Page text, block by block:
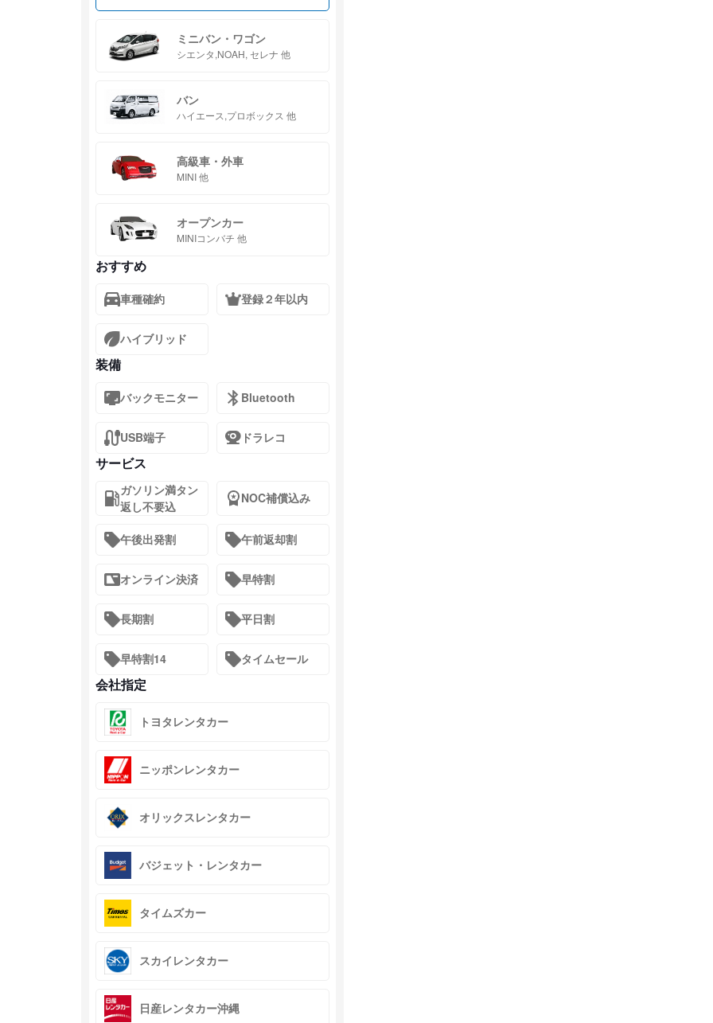
ミニバン・ワゴン
シエンタ,NOAH, セレナ 他
バン
ハイエース,プロボックス 他
高級車・外車
MINI 他
オープンカー
MINIコンバチ 他
おすすめ
車種確約 登録２年以内
ハイブリッド
装備
バックモニター Bluetooth
USB端子 ドラレコ
サービス
ガソリン満タン
返し不要込
NOC補償込み
午後出発割 午前返却割
オンライン決済 早特割
長期割 平日割
早特割14 タイムセール
会社指定
トヨタレンタカー
ニッポンレンタカー
オリックスレンタカー
バジェット・レンタカー
タイムズカー
スカイレンタカー
日産レンタカー沖縄